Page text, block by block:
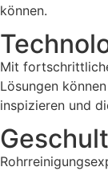
können.
Mit
Lösungen
inspizieren und